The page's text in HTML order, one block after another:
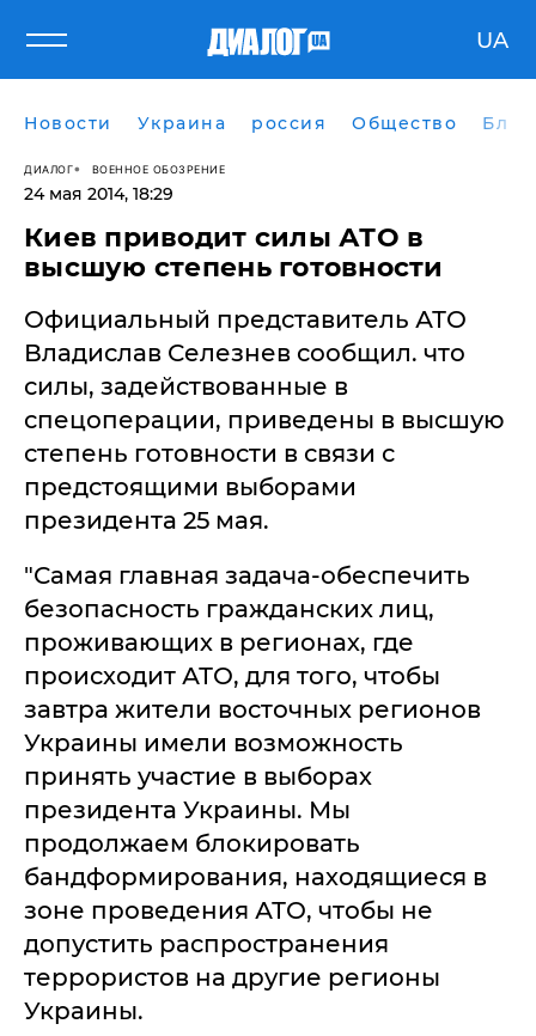
UA
Новости Украина россия Общество
ДИАЛОГ ВОЕННОЕ ОБОЗРЕНИЕ
24 мая 2014, 18:29
Киев приводит силы АТО в
высшую степень готовности
Официальный представитель АТО
Владислав Селезнев сообщил. что
силы, задействованные в
спецоперации, приведены в высшую
степень готовности в связи с
предстоящими выборами
президента 25 мая.
"Самая главная задача-обеспечить
безопасность гражданских лиц,
проживающих в регионах, где
происходит АТО, для того, чтобы
завтра жители восточных регионов
Украины имели возможность
принять участие в выборах
президента Украины. Мы
продолжаем блокировать
бандформирования, находящиеся в
зоне проведения АТО, чтобы не
допустить распространения
террористов на другие регионы
Украины.